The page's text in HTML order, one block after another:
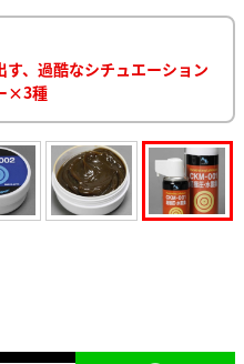
、過酷なシチュエーション
×3種